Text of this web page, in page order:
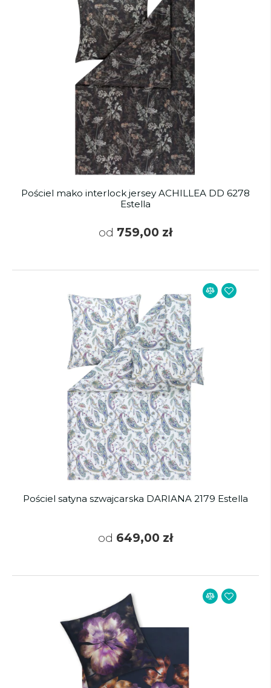
Pościel mako interlock jersey ACHILLEA DD 6278
Estella
od 759,00 zł
Pościel satyna szwajcarska DARIANA 2179 Estella
od 649,00 zł